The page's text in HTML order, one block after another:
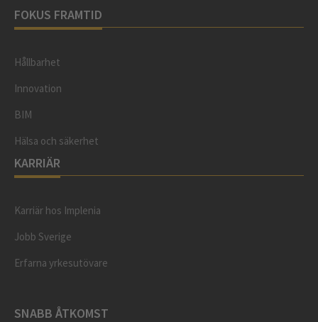
FOKUS FRAMTID
Hållbarhet
Innovation
BIM
Hälsa och säkerhet
KARRIÄR
Karriär hos Implenia
Jobb Sverige
Erfarna yrkesutövare
SNABB ÅTKOMST